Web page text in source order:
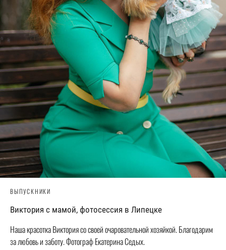
ВЫПУСКНИКИ
Виктория с мамой, фотосессия в Липецке
Наша красотка Виктория со своей очаровательной хозяйкой. Благодарим
за любовь и заботу. Фотограф Екатерина Седых.